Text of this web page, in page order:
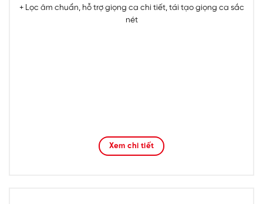
+ Lọc âm chuẩn, hỗ trợ giọng ca chi tiết, tái tạo giọng ca sắc
nét
Xem chi tiết